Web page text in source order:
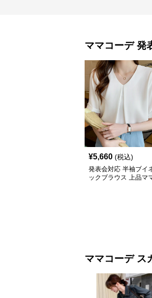
ママコーデ 発
¥5,660 (税込)
発表会対応 半袖ブイ
ックブラウス 上品マ
ママコーデ ス